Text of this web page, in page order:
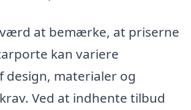
at bemærke, at priserne
kan variere
materialer og
Ved at indhente tilbud